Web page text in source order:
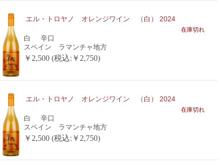
エル・トロヤノ オレンジワイン （白） 2024
在庫切れ
白
辛口
スペイン ラマンチャ地方
￥2,500 (税込:￥2,750)
エル・トロヤノ オレンジワイン （白） 2024
在庫切れ
白
辛口
スペイン ラマンチャ地方
￥2,500 (税込:￥2,750)